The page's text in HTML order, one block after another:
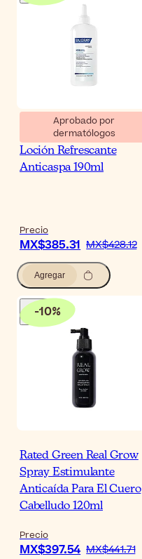
Aprobado por
dermatólogos
Ducray Kelual Squanorm
Loción Refrescante
Anticaspa 190ml
Precio
MX$385.31 MX$428.12
Agregar
-10%
Rated Green Real Grow
Spray Estimulante
Anticaída Para El Cuero
Cabelludo 120ml
Precio
MX$397.54 MX$441.71